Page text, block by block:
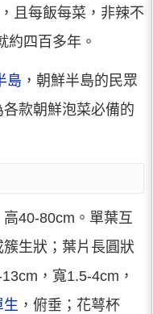
且每飯每菜，非辣不
約四百多年。
島 ，朝鮮半島的民眾
款朝鮮泡菜必備的
40-80cm。單葉互
生狀；葉片長圓狀
，寬1.5-4cm，
生 ，俯垂；花萼杯